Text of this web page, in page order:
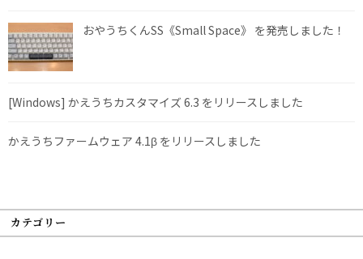
おやうちくんSS《Small Space》 を発売しました！
[Windows] かえうちカスタマイズ 6.3 をリリースしました
かえうちファームウェア 4.1β をリリースしました
カテゴリー